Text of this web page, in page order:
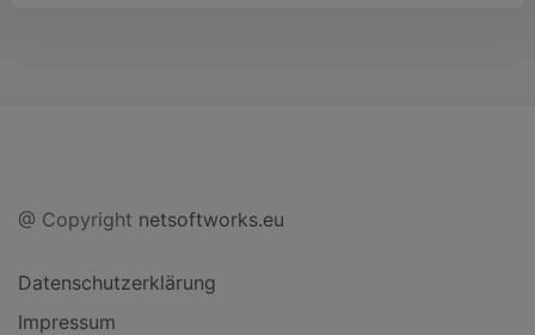
@ Copyright netsoftworks.eu
Datenschutzerklärung
Impressum